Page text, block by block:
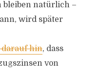
bleiben natürlich –
wird später
darauf hin, dass
von